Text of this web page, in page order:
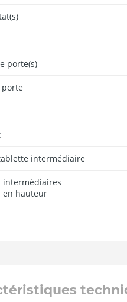
porte(s)
porte
intermédiaire
intermédiaires
en hauteur